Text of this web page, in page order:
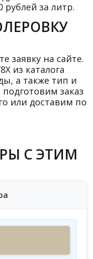
рублей за литр.
заявку на сайте.
из каталога
а также тип и
заказ
или доставим по
С ЭТИМ